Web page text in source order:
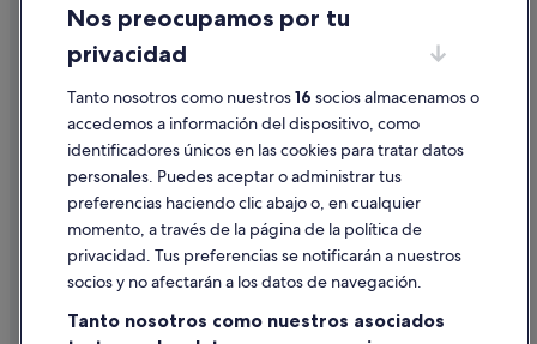
Condiciones de uso
Información legal/contacto
Pautas sobre el contenido y cómo denunciar contenido
Ayuda
Cancelar un vuelo
Cancelar una reserva de hotel o de un alquiler vacacional
Nos preocupamos por tu
privacidad
Tanto nosotros como nuestros16 socios almacenamos o
accedemos a información del dispositivo, como
identificadores únicos en las cookies para tratar datos
personales. Puedes aceptar o administrar tus
preferencias haciendo clic abajo o, en cualquier
momento, a través de la página de la política de
privacidad. Tus preferencias se notificarán a nuestros
socios y no afectarán a los datos de navegación.
Tanto nosotros como nuestros asociados